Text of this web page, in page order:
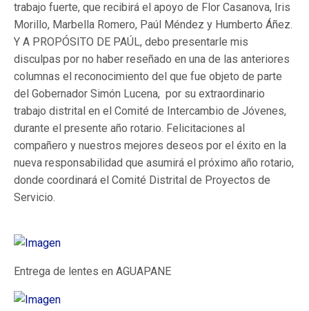
trabajo fuerte, que recibirá el apoyo de Flor Casanova, Iris
Morillo, Marbella Romero, Paúl Méndez y Humberto Áñez.
Y A PROPÓSITO DE PAÚL, debo presentarle mis
disculpas por no haber reseñado en una de las anteriores
columnas el reconocimiento del que fue objeto de parte
del Gobernador Simón Lucena, por su extraordinario
trabajo distrital en el Comité de Intercambio de Jóvenes,
durante el presente año rotario. Felicitaciones al
compañero y nuestros mejores deseos por el éxito en la
nueva responsabilidad que asumirá el próximo año rotario,
donde coordinará el Comité Distrital de Proyectos de
Servicio.
Entrega de lentes en AGUAPANE